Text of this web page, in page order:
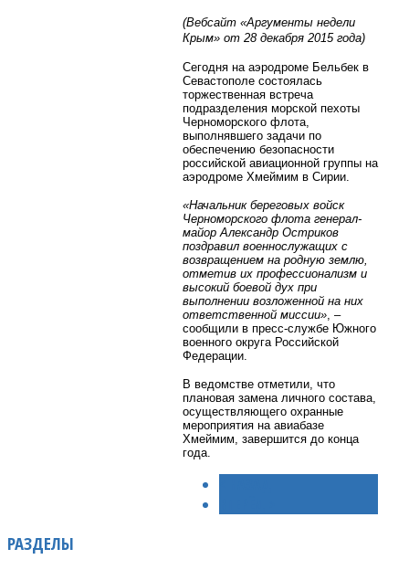
(Вебсайт «Аргументы недели
Крым» от 28 декабря 2015 года)
Сегодня на аэродроме Бельбек в
Севастополе состоялась
торжественная встреча
подразделения морской пехоты
Черноморского флота,
выполнявшего задачи по
обеспечению безопасности
российской авиационной группы на
аэродроме Хмеймим в Сирии.
«Начальник береговых войск
Черноморского флота генерал-
майор Александр Остриков
поздравил военнослужащих с
возвращением на родную землю,
отметив их профессионализм и
высокий боевой дух при
выполнении возложенной на них
ответственной миссии» , –
сообщили в пресс-службе Южного
военного округа Российской
Федерации.
В ведомстве отметили, что
плановая замена личного состава,
осуществляющего охранные
мероприятия на авиабазе
Хмеймим, завершится до конца
года.
РАЗДЕЛЫ